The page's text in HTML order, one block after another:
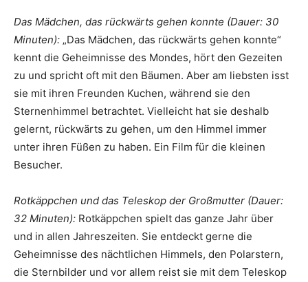
Das Mädchen, das rückwärts gehen konnte (Dauer: 30
Minuten): „Das Mädchen, das rückwärts gehen konnte“
kennt die Geheimnisse des Mondes, hört den Gezeiten
zu und spricht oft mit den Bäumen. Aber am liebsten isst
sie mit ihren Freunden Kuchen, während sie den
Sternenhimmel betrachtet. Vielleicht hat sie deshalb
gelernt, rückwärts zu gehen, um den Himmel immer
unter ihren Füßen zu haben. Ein Film für die kleinen
Besucher.
Rotkäppchen und das Teleskop der Großmutter (Dauer:
32 Minuten): Rotkäppchen spielt das ganze Jahr über
und in allen Jahreszeiten. Sie entdeckt gerne die
Geheimnisse des nächtlichen Himmels, den Polarstern,
die Sternbilder und vor allem reist sie mit dem Teleskop